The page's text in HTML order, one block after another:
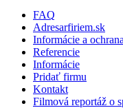
FAQ
Adresarfiriem.sk
Informácie a
Referencie
Informácie
Pridať firmu
Kontakt
Filmová reportáž o